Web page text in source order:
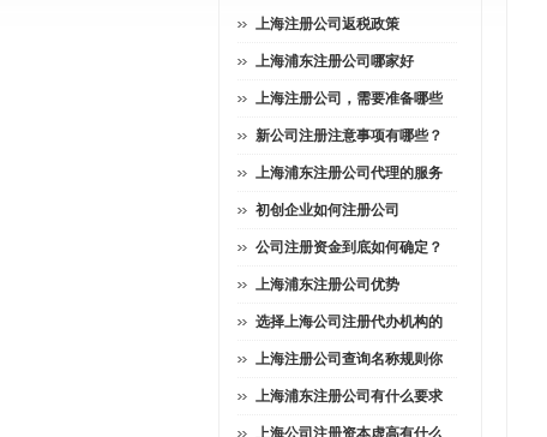
上海注册公司返税政策
上海浦东注册公司哪家好
上海注册公司，需要准备哪些
新公司注册注意事项有哪些？
上海浦东注册公司代理的服务
初创企业如何注册公司
公司注册资金到底如何确定？
上海浦东注册公司优势
选择上海公司注册代办机构的
上海注册公司查询名称规则你
上海浦东注册公司有什么要求
上海公司注册资本虚高有什么